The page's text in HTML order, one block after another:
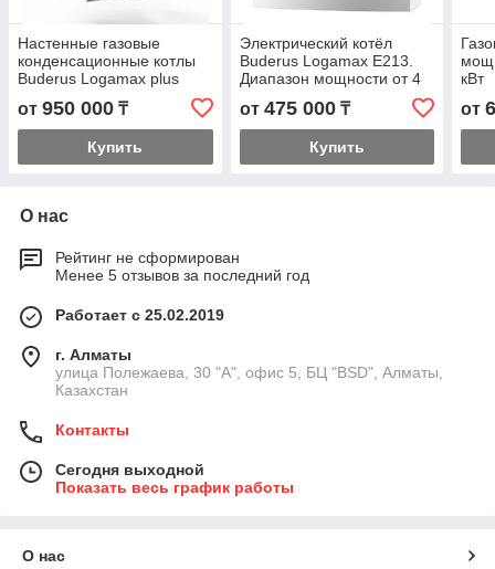
Настенные газовые
конденсационные котлы
Buderus Logamax plus
GB172i. Мощность от 30
до 42 кВт.
от 950 000 ₸
Купить
Электрический котёл
Buderus Logamax E213.
Диапазон мощности от 4
от 475 000₸
Купить
кВт
от
О нас
Рейтинг не сформирован
Менее 5 отзывов за последний год
Работает с 25.02.2019
г. Алматы
улица Полежаева, 30 "А", офис 5, БЦ "BSD", Алматы,
Казахстан
Контакты
Сегодня выходной
Показать весь график работы
О нас